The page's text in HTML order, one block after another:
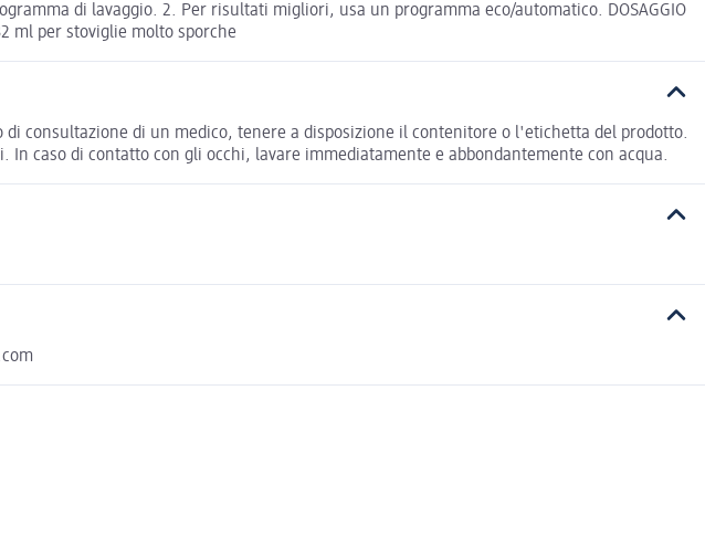
di lavaggio. 2. Per risultati migliori, usa un programma eco/automatico. DOSAGGIO
ml per stoviglie molto sporche
consultazione di un medico, tenere a disposizione il contenitore o l'etichetta del prodotto.
caso di contatto con gli occhi, lavare immediatamente e abbondantemente con acqua.